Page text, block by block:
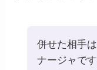
併せた相手
ナージャです